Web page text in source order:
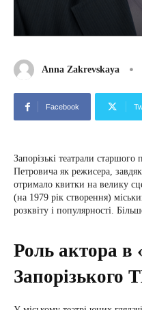
Anna Zakrevskaya
Facebook
Запорізькі театрали
Петровича як режисера,
отримало квитки на велику
(на 1979 рік створення)
розквіту і популярності.
Роль актора в
Запорізького